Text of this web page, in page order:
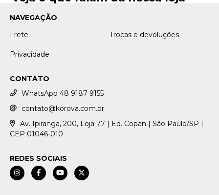
NAVEGAÇÃO
Frete
Trocas e devoluções
Privacidade
CONTATO
WhatsApp 48 9187 9155
contato@korova.com.br
Av. Ipiranga, 200, Loja 77 | Ed. Copan | São Paulo/SP |
CEP 01046-010
REDES SOCIAIS